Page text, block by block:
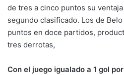
de tres a cinco puntos su
segundo clasificado. Los de
puntos en doce partidos,
tres derrotas,
Con el juego igualado a 1 gol